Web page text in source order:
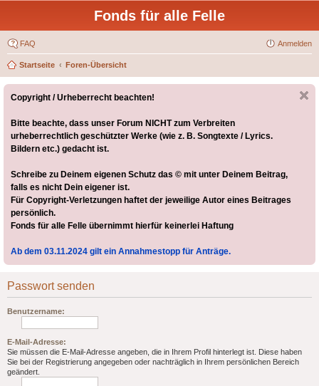
Fonds für alle Felle
FAQ Anmelden
Startseite Foren-Übersicht
Copyright / Urheberrecht beachten!
Bitte beachte, dass unser Forum NICHT zum Verbreiten
urheberrechtlich geschützter Werke (wie z. B. Songtexte / Lyrics.
Bildern etc.) gedacht ist.
Schreibe zu Deinem eigenen Schutz das © mit unter Deinem Beitrag,
falls es nicht Dein eigener ist.
Für Copyright-Verletzungen haftet der jeweilige Autor eines Beitrages
persönlich.
Fonds für alle Felle übernimmt hierfür keinerlei Haftung
Ab dem 03.11.2024 gilt ein Annahmestopp für Anträge.
Passwort senden
Benutzername:
E-Mail-Adresse:
Sie müssen die E-Mail-Adresse angeben, die in Ihrem Profil hinterlegt ist. Diese haben
Sie bei der Registrierung angegeben oder nachträglich in Ihrem persönlichen Bereich
geändert.